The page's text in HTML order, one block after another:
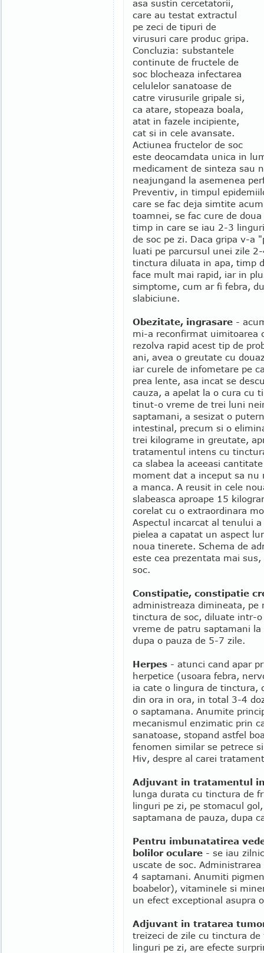
asa sustin cercetatorii,
care au testat extractul
pe zeci de tipuri de
virusuri care produc gripa.
Concluzia: substantele
continute de fructele de
soc blocheaza infectarea
celulelor sanatoase de
catre virusurile gripale si,
ca atare, stopeaza boala,
atat in fazele incipiente,
cat si in cele avansate.
Actiunea fructelor de soc
este deocamdata unica in
medicament de sinteza sau
neajungand la asemenea
Preventiv, in timpul
care se fac deja simtite
toamnei, se fac cure de
timp in care se iau 2-3
de soc pe zi. Daca gripa v-a
luati pe parcursul unei zile
tinctura diluata in apa, timp
face mult mai rapid, iar in
simptome, cum ar fi febra,
slabiciune.
Obezitate, ingrasare -
mi-a reconfirmat uimitoarea
rezolva rapid acest tip de
ani, avea o greutate cu
iar curele de infometare pe
prea lente, asa incat se
cauza, a apelat la o cura cu
tinut-o vreme de trei luni
saptamani, a sesizat o
intestinal, precum si o
trei kilograme in greutate,
tratamentul intens cu
ca slabea la aceeasi
moment dat a inceput sa nu
a manca. A reusit in cele
slabeasca aproape 15
corelat cu o extraordinara
Aspectul incarcat al tenului
pielea a capatat un aspect
noua tinerete. Schema de
este cea prezentata mai
soc.
Constipatie, constipatie
administreaza dimineata,
tinctura de soc, diluate intr-
vreme de patru saptamani
dupa o pauza de 5-7 zile.
Herpes - atunci cand apar
herpetice (usoara febra,
ia cate o lingura de tinctura,
din ora in ora, in total 3-4
o saptamana. Anumite
mecanismul enzimatic prin
sanatoase, stopand astfel
fenomen similar se petrece
Hiv, despre al carei
Adjuvant in tratamentul
lunga durata cu tinctura de
linguri pe zi, pe stomacul
saptamana de pauza, dupa
Pentru imbunatatirea
bolilor oculare - se iau
uscate de soc.
4 saptamani. Anumiti
boabelor), vitaminele si
un efect exceptional asupra
Adjuvant in tratarea
treizeci de zile cu tinctura
linguri pe zi, are efecte